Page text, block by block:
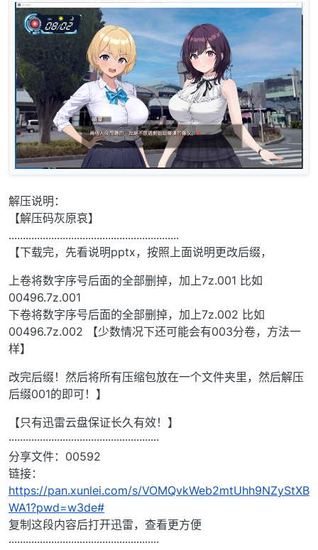
解压说明：
【解压码灰原哀】
............................................................
【下载完，先看说明pptx，按照上面说明更改后缀，
上卷将数字序号后面的全部删掉，加上7z.001 比如
00496.7z.001
下卷将数字序号后面的全部删掉，加上7z.002 比如
00496.7z.002 【少数情况下还可能会有003分卷，方法一
样】
改完后缀！然后将所有压缩包放在一个文件夹里，然后解压
后缀001的即可！】
【只有迅雷云盘保证长久有效！】
·····················································
分享文件：00592
链接：
https://pan.xunlei.com/s/VOMQvkWeb2mtUhh9NZyStXB
WA1?pwd=w3de#
复制这段内容后打开迅雷，查看更方便
·····················································